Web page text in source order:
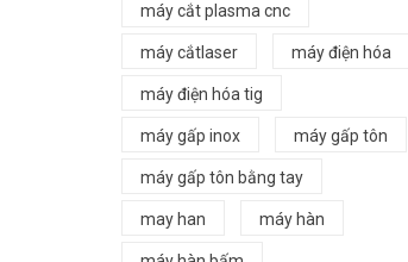
máy cắt plasma cnc
máy cắtlaser máy điện hóa
máy điện hóa tig
máy gấp inox máy gấp tôn
máy gấp tôn bằng tay
may han máy hàn